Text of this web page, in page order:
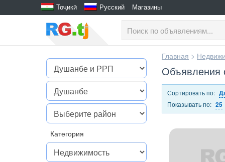
Тоҷикӣ Русский Магазины
Категория
Главная >
Объявления
Сортировать по:
Показывать по: 25